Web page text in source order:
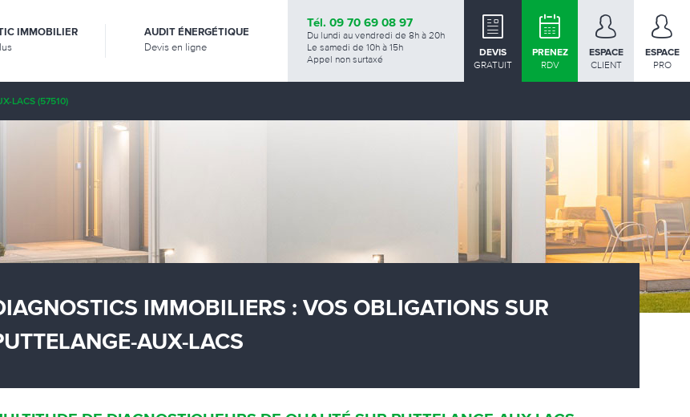
IMMOBILIER AUDIT ÉNERGÉTIQUE
Devis en ligne
Tél. 09 70 69 08 97
Du lundi au vendredi de 8h à 20h
Le samedi de 10h à 15h
Appel non surtaxé
DEVIS
GRATUIT
PRENEZ
RDV
ESPACE
CLIENT
ESPACE
PRO
LACS (57510)
IMMOBILIERS : VOS OBLIGATIONS SUR
AUX-LACS